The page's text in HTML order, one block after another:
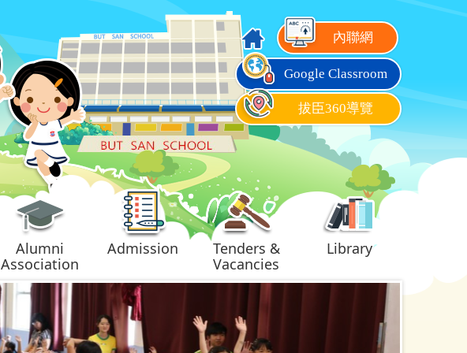
內聯網
Google Classroom
拔臣360導覽
Alumni
Association
Admission
Tenders &
Vacancies
Library